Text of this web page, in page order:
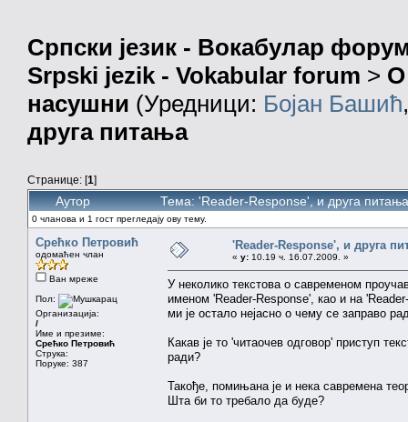
Српски језик - Вокабулар
Srpski jezik - Vokabular forum > О
насушни (Уредници: Бојан Башић
друга питања
Странице: [1]
Аутор Тема: 'Reader-Response', и друга
0 чланова и 1 гост прегледају ову тему.
Срећко Петровић
одомаћен члан
Ван мреже
Пол:
Организација:
/
Име и презиме:
Срећко Петровић
Струка:
Поруке: 387
'Reader-Response', и друга
« у: 10.19 ч. 16.07.2009. »
У неколико текстова о савременом
именом 'Reader-Response', као и на
ми је остало нејасно о чему се заправо
Какав је то 'читаочев одговор' приступ
ради?
Такође, помињана је и нека савремена
Шта би то требало да буде?